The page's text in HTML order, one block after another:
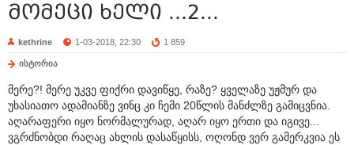
მომეცი ხელი ...2...
kethrine 1-03-2018, 22:30 1 859
ისტორია
მერე?! მერე უკვე ფიქრი დავიწყე, რაზე? ყველაზე უჟმურ და
უხასიათო ადამიანზე ვინც კი ჩემი 20წლის მანძლზე გამიცვნია.
აღარაფერი იყო ნორმალურად, აღარ იყო ერთი და იგივე...
ვგრძნობდი რაღაც ახლის დასაწყისს, ოღონდ ვერ გამერკვია ეს